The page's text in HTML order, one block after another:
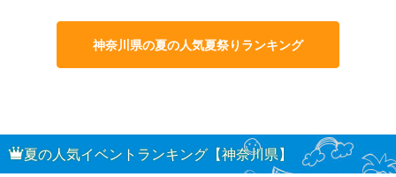
神奈川県の夏の人気夏祭りランキング
夏の人気イベントランキング【神奈川県】